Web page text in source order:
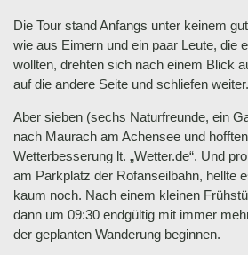
Die Tour stand Anfangs unter keinem
wie aus Eimern und ein paar Leute, die
wollten, drehten sich nach einem Blick
auf die andere Seite und schliefen weiter.
Aber sieben (sechs Naturfreunde, ein
nach Maurach am Achensee und
Wetterbesserung lt. „Wetter.de“. Und
am Parkplatz der Rofanseilbahn, hellte
kaum noch. Nach einem kleinen
dann um 09:30 endgültig mit immer
der geplanten Wanderung beginnen.